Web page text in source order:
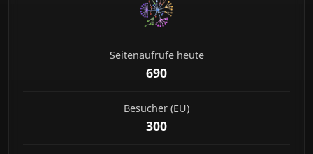
Seitenaufrufe heute
690
Besucher (EU)
300